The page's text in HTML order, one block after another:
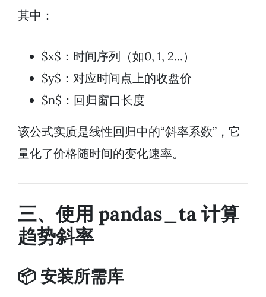
其中：
$x$：时间序列（如0, 1, 2...）
$y$：对应时间点上的收盘价
$n$：回归窗口长度
该公式实质是线性回归中的“斜率系数”，它
量化了价格随时间的变化速率。
三、使用 pandas_ta 计算
趋势斜率
📦 安装所需库